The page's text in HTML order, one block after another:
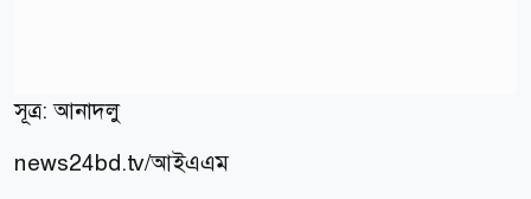
সূত্র: আনাদলু
news24bd.tv/আইএএম